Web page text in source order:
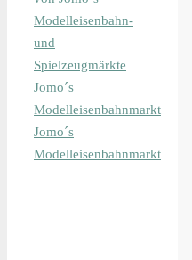
Modelleisenbahn-
und
Spielzeugmärkte
Jomo´s
Modelleisenbahnmarkt
Jomo´s
Modelleisenbahnmarkt